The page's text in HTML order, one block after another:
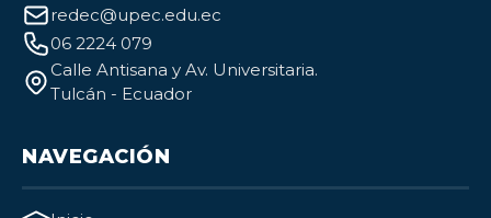
redec@upec.edu.ec
06 2224 079
Calle Antisana y Av. Universitaria.
Tulcán - Ecuador
NAVEGACIÓN